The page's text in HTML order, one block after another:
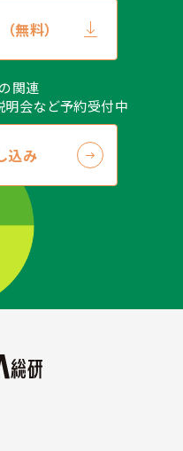
無料）
関連
会など予約受付中
込み